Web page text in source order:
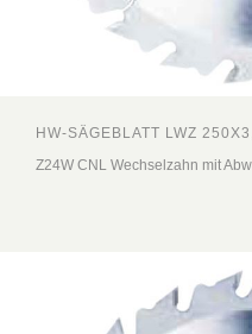
HW-SÄGEBLATT LWZ
Z24W CNL Wechselzahn mit